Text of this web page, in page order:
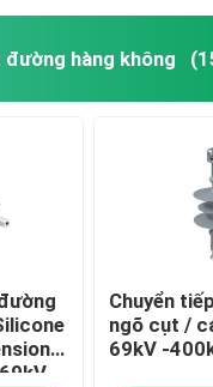
hàng không
Chuyển
ngõ cụt /
69kV -